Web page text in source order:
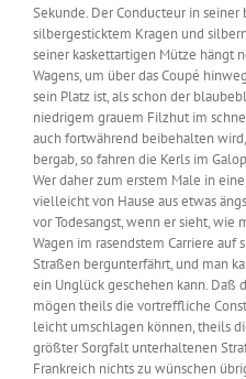
Sekunde. Der Conducteur in
silbergesticktem Kragen und
seiner kaskettartigen Mütze hängt
Wagens, um über das Coupé
sein Platz ist, als schon der
niedrigem grauem Filzhut im
auch fortwährend beibehalten
bergab, so fahren die Kerls im
Wer daher zum erstem Male in
vielleicht von Hause aus etwas
vor Todesangst, wenn er sieht,
Wagen im rasendstem Carriere
Straßen bergunterfährt, und man
ein Unglück geschehen kann. Daß
mögen theils die vortreffliche
leicht umschlagen können, theils
größter Sorgfalt unterhaltenen
Frankreich nichts zu wünschen